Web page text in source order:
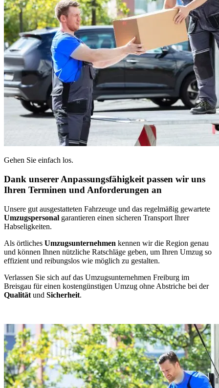
Gehen Sie einfach los.
Dank unserer Anpassungsfähigkeit passen wir uns
Ihren Terminen und Anforderungen an
Unsere gut ausgestatteten Fahrzeuge und das regelmäßig gewartete
Umzugspersonal garantieren einen sicheren Transport Ihrer
Habseligkeiten.
Als örtliches Umzugsunternehmen kennen wir die Region genau
und können Ihnen nützliche Ratschläge geben, um Ihren Umzug so
effizient und reibungslos wie möglich zu gestalten.
Verlassen Sie sich auf das Umzugsunternehmen Freiburg im
Breisgau für einen kostengünstigen Umzug ohne Abstriche bei der
Qualität und Sicherheit.